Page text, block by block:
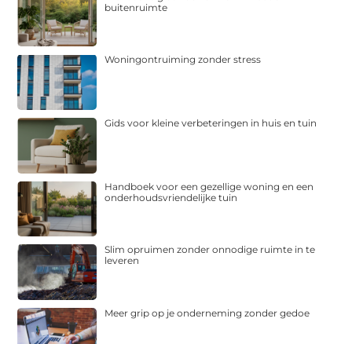
buitenruimte
Woningontruiming zonder stress
Gids voor kleine verbeteringen in huis en tuin
Handboek voor een gezellige woning en een
onderhoudsvriendelijke tuin
Slim opruimen zonder onnodige ruimte in te
leveren
Meer grip op je onderneming zonder gedoe